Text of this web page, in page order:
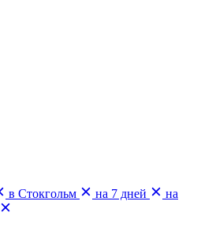
в Стокгольм на 7 дней
на